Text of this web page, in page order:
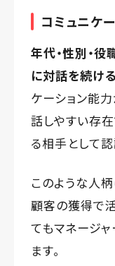
コミュニケ
年代・性別・
に対話を続ける
ケーション能
話しやすい存
る相手として認
このような人
顧客の獲得で
てもマネージ
ます。